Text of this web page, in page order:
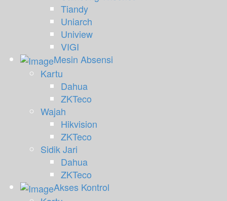
Tiandy
Uniarch
Uniview
VIGI
Mesin Absensi
Kartu
Dahua
ZKTeco
Wajah
Hikvision
ZKTeco
Sidik Jari
Dahua
ZKTeco
Akses Kontrol